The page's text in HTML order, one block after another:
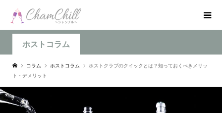
ホストコラム
コラム ホストコラム
ホストクラブのクイックとは？知っておくべきメリッ
ト・デメリット